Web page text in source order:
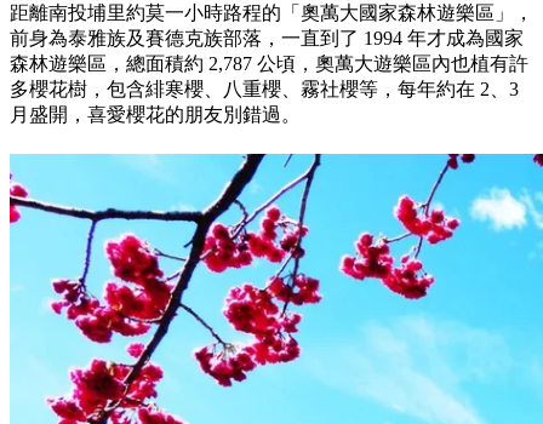
距離南投埔里約莫一小時路程的「奧萬大國家森林遊樂區」，
前身為泰雅族及賽德克族部落，一直到了 1994 年才成為國家
森林遊樂區，總面積約 2,787 公頃，奧萬大遊樂區內也植有許
多櫻花樹，包含緋寒櫻、八重櫻、霧社櫻等，每年約在 2、3
月盛開，喜愛櫻花的朋友別錯過。